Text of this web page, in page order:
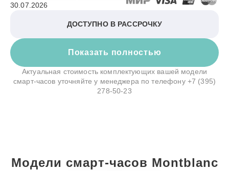
Показать полностью
30.07.2026
ДОСТУПНО В РАССРОЧКУ
Актуальная стоимость комплектующих вашей модели
смарт-часов уточняйте у менеджера по телефону +7 (395)
278-50-23
Модели смарт-часов Montblanc